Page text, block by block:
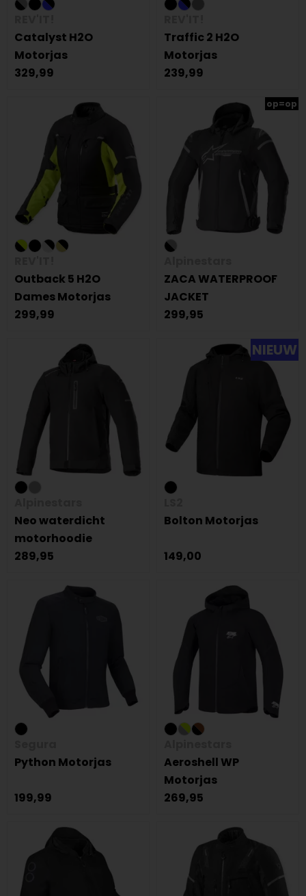
Catalyst H2O
Motorjas
329,99
Traffic 2 H2O
Motorjas
239,99
Outback 5 H2O
Dames Motorjas
299,99
op=op
ZACA WATERPROOF
JACKET
299,95
Neo waterdicht
motorhoodie
289,95
NIEUW
Bolton Motorjas
149,00
Python Motorjas
199,99
Aeroshell WP
Motorjas
269,95